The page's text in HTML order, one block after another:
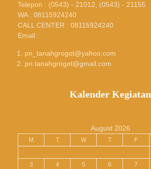
Telepon : (0543) - 21012, (0543) - 21155
WA : 08115924240
CALL CENTER : 08115924240
Email :
pn_tanahgrogot@yahoo.com
pn.tanahgrogot@gmail.com
Kalender Kegiatan
August 2026
M T W T F
3
4 5 6 7